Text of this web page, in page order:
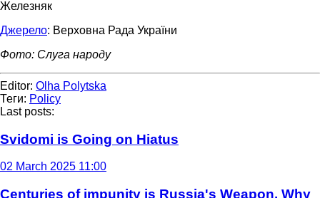
Железняк
Джерело: Верховна Рада України
Фото: Слуга народу
Editor: Olha Polytska
Теги: Policy
Last posts:
Svidomi is Going on Hiatus
02 March 2025 11:00
Centuries of impunity is Russia's Weapon. Why